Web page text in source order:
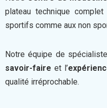
plateau technique
sportifs comme aux non
Notre équipe de
savoir-faire et l’
qualité irréprochable.